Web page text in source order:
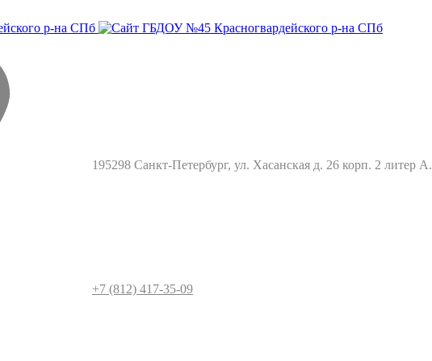
195298 Санкт-Петербург, ул. Хасанская д. 26 корп. 2 литер А.
+7 (812) 417-35-09